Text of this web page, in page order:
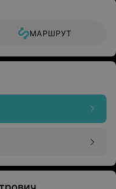
МАРШРУТ